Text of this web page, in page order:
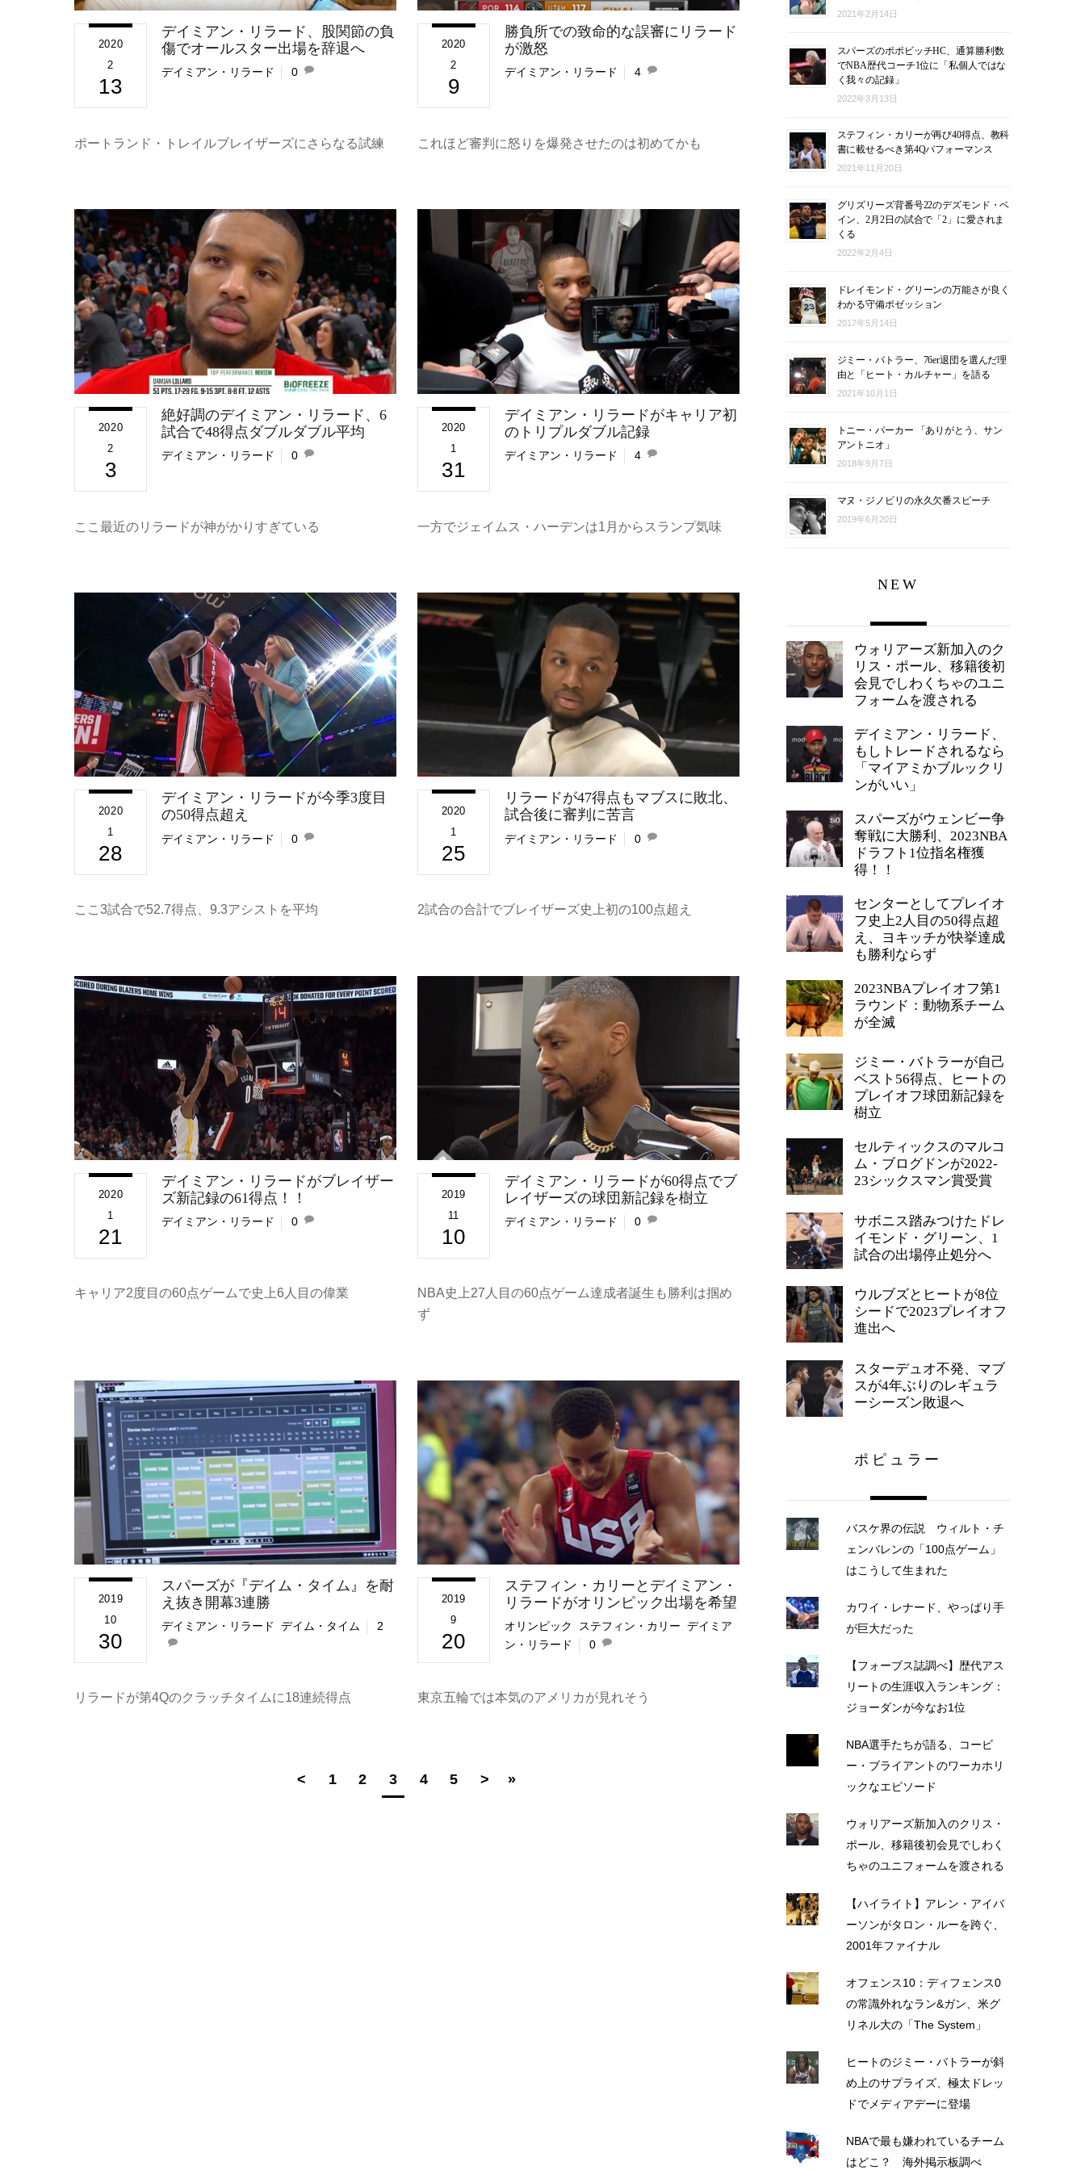
2020
2
13
デイミアン・リラード、股関節の負
傷でオールスター出場を辞退へ
デイミアン・リラード 0
ポートランド・トレイルブレイザーズにさらなる試練
2020
2
9
勝負所での致命的な誤審にリラード
が激怒
デイミアン・リラード 4
これほど審判に怒りを爆発させたのは初めてかも
2020
2
3
絶好調のデイミアン・リラード、6
試合で48得点ダブルダブル平均
デイミアン・リラード 0
ここ最近のリラードが神がかりすぎている
2020
1
31
デイミアン・リラードがキャリア初
のトリプルダブル記録
デイミアン・リラード 4
一方でジェイムス・ハーデンは1月からスランプ気味
2020
1
28
デイミアン・リラードが今季3度目
の50得点超え
デイミアン・リラード 0
ここ3試合で52.7得点、9.3アシストを平均
2020
1
25
リラードが47得点もマブスに敗北、
試合後に審判に苦言
デイミアン・リラード 0
2試合の合計でブレイザーズ史上初の100点超え
2020
1
21
デイミアン・リラードがブレイザー
ズ新記録の61得点！！
デイミアン・リラード 0
キャリア2度目の60点ゲームで史上6人目の偉業
2019
11
10
デイミアン・リラードが60得点でブ
レイザーズの球団新記録を樹立
デイミアン・リラード 0
NBA史上27人目の60点ゲーム達成者誕生も勝利は掴め
ず
2019
10
30
スパーズが『デイム・タイム』を耐
え抜き開幕3連勝
デイミアン・リラード デイム・タイム 2
リラードが第4Qのクラッチタイムに18連続得点
2019
9
20
ステフィン・カリーとデイミアン・
リラードがオリンピック出場を希望
オリンピック ステフィン・カリー デイミア
ン・リラード
0
東京五輪では本気のアメリカが見れそう
< 1 2 3 4 5 > »
2021年2月14日
スパーズのポポビッチHC、通算勝利数
でNBA歴代コーチ1位に「私個人ではな
く我々の記録」
2022年3月13日
ステフィン・カリーが再び40得点、教科
書に載せるべき第4Qパフォーマンス
2021年11月20日
グリズリーズ背番号22のデズモンド・ベ
イン、2月2日の試合で「2」に愛されま
くる
2022年2月4日
ドレイモンド・グリーンの万能さが良く
わかる守備ポゼッション
2017年5月14日
ジミー・バトラー、76er退団を選んだ理
由と「ヒート・カルチャー」を語る
2021年10月1日
トニー・パーカー 「ありがとう、サン
アントニオ」
2018年9月7日
マヌ・ジノビリの永久欠番スピーチ
2019年6月20日
NEW
ウォリアーズ新加入のク
リス・ポール、移籍後初
会見でしわくちゃのユニ
フォームを渡される
デイミアン・リラード、
もしトレードされるなら
「マイアミかブルックリ
ンがいい」
スパーズがウェンビー争
奪戦に大勝利、2023NBA
ドラフト1位指名権獲
得！！
センターとしてプレイオ
フ史上2人目の50得点超
え、ヨキッチが快挙達成
も勝利ならず
2023NBAプレイオフ第1
ラウンド：動物系チーム
が全滅
ジミー・バトラーが自己
ベスト56得点、ヒートの
プレイオフ球団新記録を
樹立
セルティックスのマルコ
ム・ブログドンが2022-
23シックスマン賞受賞
サボニス踏みつけたドレ
イモンド・グリーン、1
試合の出場停止処分へ
ウルブズとヒートが8位
シードで2023プレイオフ
進出へ
スターデュオ不発、マブ
スが4年ぶりのレギュラ
ーシーズン敗退へ
ポピュラー
バスケ界の伝説 ウィルト・チ
ェンバレンの「100点ゲーム」
はこうして生まれた
カワイ・レナード、やっぱり手
が巨大だった
【フォーブス誌調べ】歴代アス
リートの生涯収入ランキング：
ジョーダンが今なお1位
NBA選手たちが語る、コービ
ー・ブライアントのワーカホリ
ックなエピソード
ウォリアーズ新加入のクリス・
ポール、移籍後初会見でしわく
ちゃのユニフォームを渡される
【ハイライト】アレン・アイバ
ーソンがタロン・ルーを跨ぐ、
2001年ファイナル
オフェンス10：ディフェンス0
の常識外れなラン&ガン、米グ
リネル大の「The System」
ヒートのジミー・バトラーが斜
め上のサプライズ、極太ドレッ
ドでメディアデーに登場
NBAで最も嫌われているチーム
はどこ？ 海外掲示板調べ